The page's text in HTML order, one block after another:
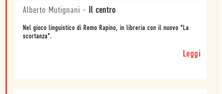
Alberto Mutignani - Il centro
Nel gioco linguistico di Remo Rapino, in libreria con il nuovo “La
scortanza”.
Leggi